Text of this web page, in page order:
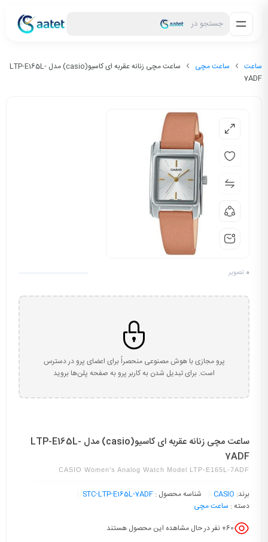
جستجو در
ساعت ساعت مچی
ساعت مچی زنانه عقربه ای کاسیو(casio) مدل LTP-E165L-
7ADF
0 تصویر
پرو مجازی با هوش مصنوعی منحصراً برای اعضای پرو در دسترس
است. برای تبدیل شدن به کاربر پرو به صفحه پلن‌ها بروید
ساعت مچی زنانه عقربه ای کاسیو(casio) مدل LTP-E165L-
7ADF
CASIO Women's Analog Watch Model LTP-E165L-7ADF
برند: CASIO شناسه محصول : STC-LTP-E165L-7ADF
دسته : ساعت مچی
60+ نفر در حال مشاهده این محصول هستند